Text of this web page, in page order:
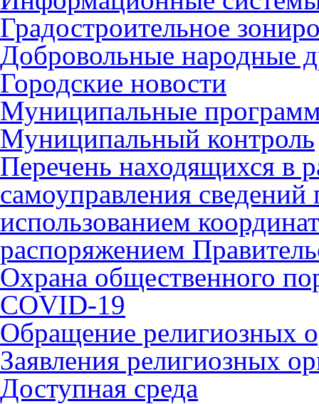
Градостроительное
Добровольные народные
Городские новости
Муниципальные
Муниципальный контроль
Перечень находящихся в
самоуправления
использованием
распоряжением
Охрана общественного
COVID-19
Обращение религиозных
Заявления религиозных
Доступная среда